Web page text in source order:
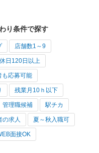
り条件で探す
店舗数1～9
日120日以上
も応募可能
残業月10ｈ以下
管理職候補 駅チカ
の求人 夏～秋入職可
面接OK